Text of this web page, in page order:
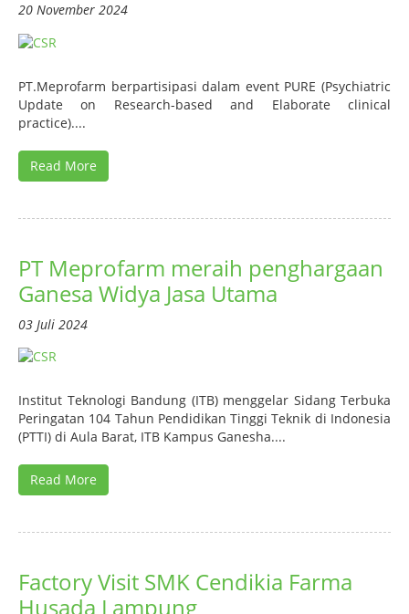
20 November 2024
PT.Meprofarm berpartisipasi dalam event PURE (Psychiatric
Update on Research-based and Elaborate clinical
practice)....
Read More
PT Meprofarm meraih penghargaan
Ganesa Widya Jasa Utama
03 Juli 2024
Institut Teknologi Bandung (ITB) menggelar Sidang Terbuka
Peringatan 104 Tahun Pendidikan Tinggi Teknik di Indonesia
(PTTI) di Aula Barat, ITB Kampus Ganesha....
Read More
Factory Visit SMK Cendikia Farma
Husada Lampung